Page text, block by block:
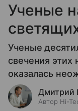
Ученые
Ученые
свечения этих
оказалась
Дмитрий
Автор Hi-